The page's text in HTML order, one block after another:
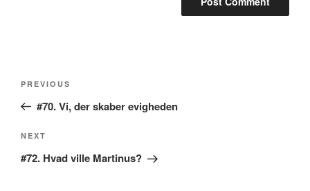
Previous
Post
PREVIOUS
#70. Vi, der skaber evigheden
Next
Post
NEXT
#72. Hvad ville Martinus?